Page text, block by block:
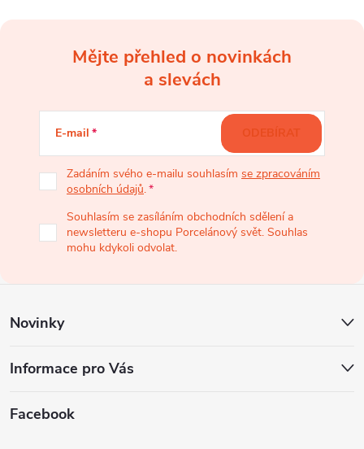
í
Mějte přehled o novinkách
a slevách
E-mail
Zadáním svého e-mailu souhlasím se zpracováním
osobních údajů.
Souhlasím se zasíláním obchodních sdělení a
newsletteru e-shopu Porcelánový svět. Souhlas
mohu kdykoli odvolat.
ODEBÍRAT
Novinky
Informace pro Vás
Facebook